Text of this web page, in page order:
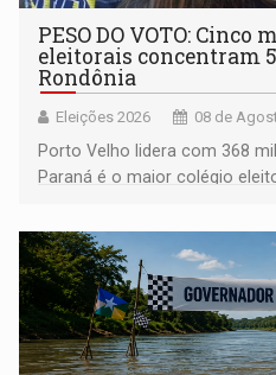
PESO DO VOTO: Cinco
eleitorais concentram
Rondônia
Eleições 2026 08 de
Porto Velho lidera com 368
Paraná é o maior colégio